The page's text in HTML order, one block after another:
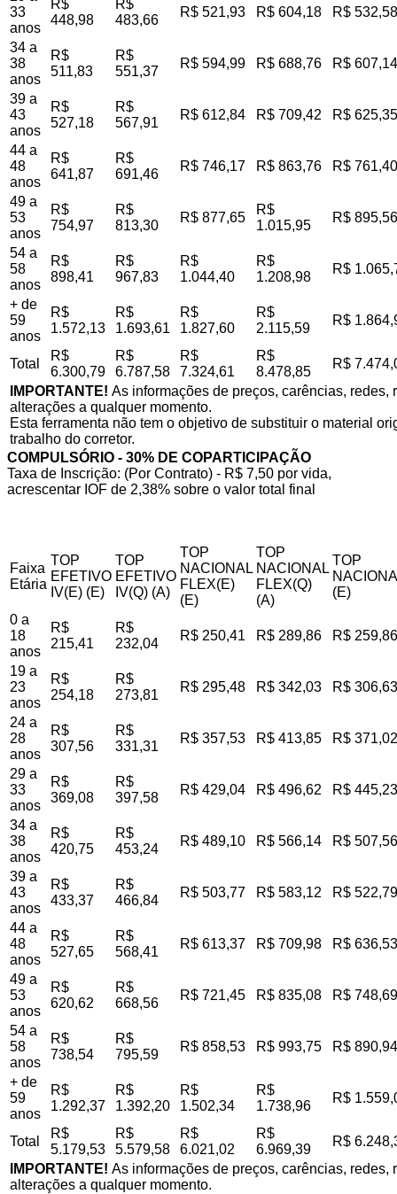
33
anos
R$
448,98
R$
483,66
R$ 521,93 R$ 604,18 R$ 532,58
34 a
38
anos
R$
511,83
R$
551,37
R$ 594,99 R$ 688,76 R$ 607,14
39 a
43
anos
R$
527,18
R$
567,91
R$ 612,84 R$ 709,42 R$ 625,35
44 a
48
anos
R$
641,87
R$
691,46
R$ 746,17 R$ 863,76 R$ 761,40
49 a
53
anos
R$
754,97
R$
813,30
R$ 877,65
R$
1.015,95
R$ 895,56
54 a
58
anos
R$
898,41
R$
967,83
R$
1.044,40
R$
1.208,98
R$
+ de
59
anos
R$
1.572,13
R$
1.693,61
R$
1.827,60
R$
2.115,59
R$
Total
R$
6.300,79
R$
6.787,58
R$
7.324,61
R$
8.478,85
R$
IMPORTANTE! As informações de preços, carências,
alterações a qualquer momento.
Esta ferramenta não tem o objetivo de substituir o material
trabalho do corretor.
COMPULSÓRIO - 30% DE COPARTICIPAÇÃO
Taxa de Inscrição: (Por Contrato) - R$ 7,50 por vida,
acrescentar IOF de 2,38% sobre o valor total final
Faixa
Etária
TOP
EFETIVO
IV(E) (E)
TOP
EFETIVO
IV(Q) (A)
TOP
NACIONAL
FLEX(E)
(E)
TOP
NACIONAL
FLEX(Q)
(A)
TOP
(E)
0 a
18
anos
R$
215,41
R$
232,04
R$ 250,41 R$ 289,86 R$ 259,86
19 a
23
anos
R$
254,18
R$
273,81
R$ 295,48 R$ 342,03 R$ 306,63
24 a
28
anos
R$
307,56
R$
331,31
R$ 357,53 R$ 413,85 R$ 371,02
29 a
33
anos
R$
369,08
R$
397,58
R$ 429,04 R$ 496,62 R$ 445,23
34 a
38
anos
R$
420,75
R$
453,24
R$ 489,10 R$ 566,14 R$ 507,56
39 a
43
anos
R$
433,37
R$
466,84
R$ 503,77 R$ 583,12 R$ 522,79
44 a
48
anos
R$
527,65
R$
568,41
R$ 613,37 R$ 709,98 R$ 636,53
49 a
53
anos
R$
620,62
R$
668,56
R$ 721,45 R$ 835,08 R$ 748,69
54 a
58
anos
R$
738,54
R$
795,59
R$ 858,53 R$ 993,75 R$ 890,94
+ de
59
anos
R$
1.292,37
R$
1.392,20
R$
1.502,34
R$
1.738,96
R$
Total
R$
5.179,53
R$
5.579,58
R$
6.021,02
R$
6.969,39
R$
IMPORTANTE! As informações de preços, carências,
alterações a qualquer momento.